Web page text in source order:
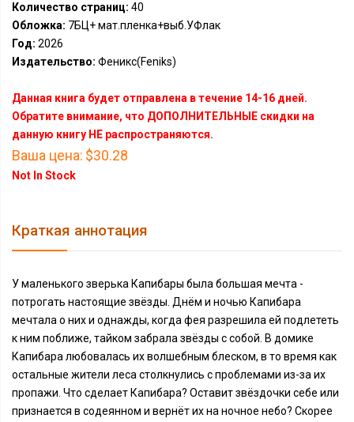
Количество страниц: 40
Обложка: 7БЦ+ мат.пленка+выб.УФлак
Год: 2026
Издательство: Феникс(Feniks)
Данная книга будет отправлена в течение 14-16 дней.
Обратите внимание, что ДОПОЛНИТЕЛЬНЫЕ скидки на
данную книгу НЕ распространяются.
Ваша цена: $30.28
Not In Stock
Краткая аннотация
У маленького зверька Капибары была большая мечта -
потрогать настоящие звёзды. Днём и ночью Капибара
мечтала о них и однажды, когда фея разрешила ей подлететь
к ним поближе, тайком забрала звёзды с собой. В домике
Капибара любовалась их волшебным блеском, в то время как
остальные жители леса столкнулись с проблемами из-за их
пропажи. Что сделает Капибара? Оставит звёздочки себе или
признается в содеянном и вернёт их на ночное небо? Скорее